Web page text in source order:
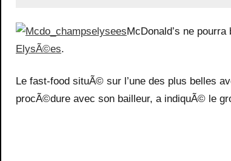
McDonald’s ne
ElysÃ©es.
Le fast-food situÃ© sur l’une des plus belles
procÃ©dure avec son bailleur, a indiquÃ© le